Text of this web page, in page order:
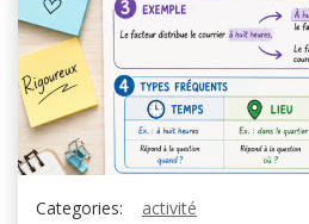
Categories:
activité